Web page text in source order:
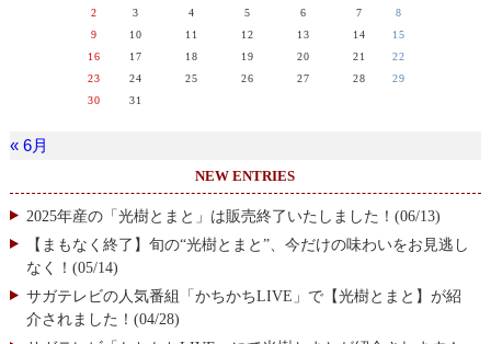
2
3 4 5 6 7
8
9
10 11 12 13 14
15
16
17 18 19 20 21
22
23
24 25 26 27 28
29
30
31
« 6月
NEW ENTRIES
2025年産の「光樹とまと」は販売終了いたしました！(06/13)
【まもなく終了】旬の“光樹とまと”、今だけの味わいをお見逃し
なく！(05/14)
サガテレビの人気番組「かちかちLIVE」で【光樹とまと】が紹
介されました！(04/28)